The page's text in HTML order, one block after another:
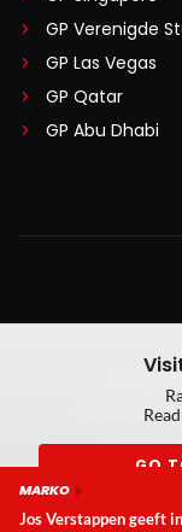
GP Verenigde
GP Las Vegas
GP Qatar
GP Abu Dhabi
Privacy
Privacy
© 2026
GO
MARKO
Jos Verstappen geeft